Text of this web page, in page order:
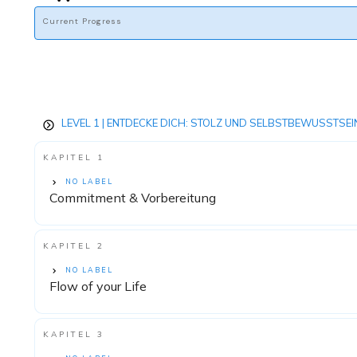
Current Progress
LEVEL 1 | ENTDECKE DICH: STOLZ UND
KAPITEL 1
NO LABEL
Commitment & Vorbereitung
KAPITEL 2
NO LABEL
Flow of your Life
KAPITEL 3